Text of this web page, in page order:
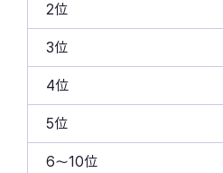
2位
3位
4位
5位
6〜10位